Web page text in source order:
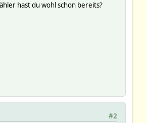
hast du wohl schon bereits?
#2